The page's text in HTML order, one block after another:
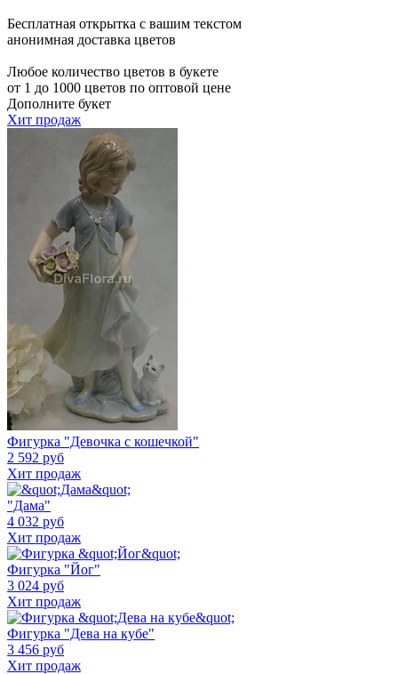
Бесплатная открытка с вашим текстом
анонимная доставка цветов
Любое количество цветов в букете
от 1 до 1000 цветов по оптовой цене
Дополните букет
Хит продаж
Фигурка "Девочка с кошечкой"
2 592 руб
Хит продаж
"Дама"
4 032 руб
Хит продаж
Фигурка "Йог"
3 024 руб
Хит продаж
Фигурка "Дева на кубе"
3 456 руб
Хит продаж